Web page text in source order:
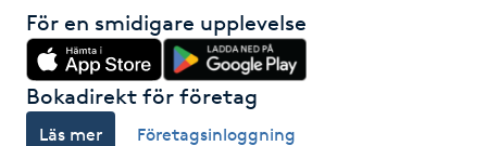
Fransrengöring
Frekvensterapi
För en smidigare upplevelse
Bokadirekt för företag
Läs mer Företagsinloggning